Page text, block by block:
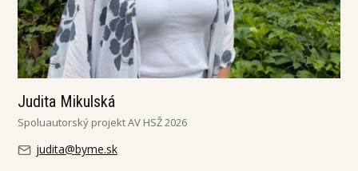
Judita Mikulská
Spoluautorský projekt AV HSŽ 2026
judita@byme.sk